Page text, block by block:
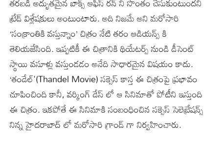
ట్రేడ్ విశ్లేషకులు అంటుంటారు. అది నిజమే అని మరోసారి
‘సంక్రాంతికి వస్తున్నాం’ చిత్రం నేటి తరం ఆడియన్స్ కి
తెలియజేసింది. ఇప్పటికీ ఈ చిత్రానికి థియేటర్స్ నుండి డీసెంట్
స్థాయి వసూళ్లు వస్తుండడం అనేది సాధారమైన విషయం కాదు.
‘తండేల్'(Thandel Movie) సక్సెస్ కాస్త ఈ చిత్రంపై ప్రభావం
చూపించింది కానీ, వర్కింగ్ డేస్ లో ఆ సినిమాతో పోటీని ఇస్తుంది
ఈ చిత్రం. ఇకపోతే ఈ సినిమాకి సంబంధించిన సక్సెస్ సెలెబ్రేషన్స్
నిన్న హైదరాబాద్ లో మరోసారి గ్రాండ్ గా నిర్వహించారు.